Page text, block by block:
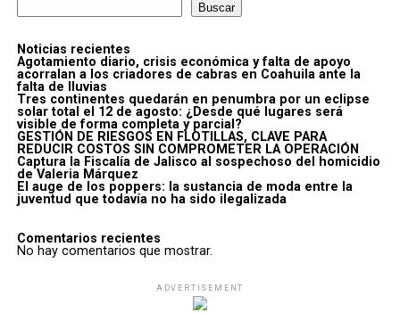
Buscar
Noticias recientes
Agotamiento diario, crisis económica y falta de apoyo
acorralan a los criadores de cabras en Coahuila ante la
falta de lluvias
Tres continentes quedarán en penumbra por un eclipse
solar total el 12 de agosto: ¿Desde qué lugares será
visible de forma completa y parcial?
GESTIÓN DE RIESGOS EN FLOTILLAS, CLAVE PARA
REDUCIR COSTOS SIN COMPROMETER LA OPERACIÓN
Captura la Fiscalía de Jalisco al sospechoso del homicidio
de Valeria Márquez
El auge de los poppers: la sustancia de moda entre la
juventud que todavía no ha sido ilegalizada
Comentarios recientes
No hay comentarios que mostrar.
ADVERTISEMENT